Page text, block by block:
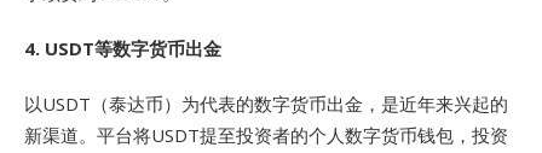
4. USDT等数字货币出金
以USDT（泰达币）为代表的数字货币出金，是近年来兴起的
新渠道。平台将USDT提至投资者的个人数字货币钱包，投资